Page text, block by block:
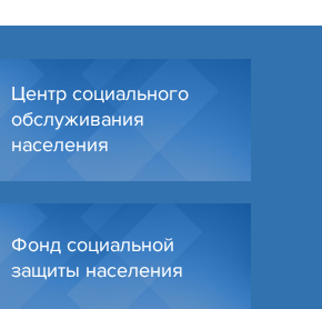
Центр социального
обслуживания
населения
Фонд социальной
защиты населения